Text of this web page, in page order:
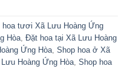
hoa tươi Xã Lưu Hoàng Ứng
Hòa Đặt hoa tại Xã Lưu Hoàng
Ứng Hòa Shop hoa ở Xã
Hoàng Ứng Hòa Shop hoa